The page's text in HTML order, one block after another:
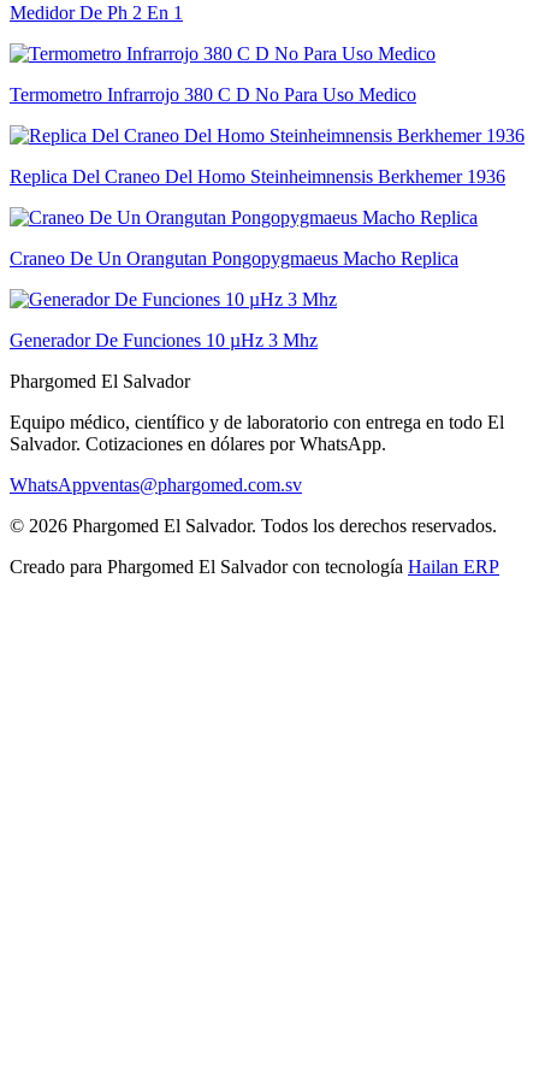
Medidor De Ph 2 En 1
Termometro Infrarrojo 380 C D No Para Uso Medico
Replica Del Craneo Del Homo Steinheimnensis Berkhemer 1936
Craneo De Un Orangutan Pongopygmaeus Macho Replica
Generador De Funciones 10 µHz 3 Mhz
Phargomed El Salvador
Equipo médico, científico y de laboratorio con entrega en todo El
Salvador. Cotizaciones en dólares por WhatsApp.
WhatsAppventas@phargomed.com.sv
© 2026 Phargomed El Salvador. Todos los derechos reservados.
Creado para Phargomed El Salvadorcon tecnología Hailan ERP